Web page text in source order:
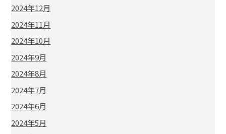
2024年12月
2024年11月
2024年10月
2024年9月
2024年8月
2024年7月
2024年6月
2024年5月